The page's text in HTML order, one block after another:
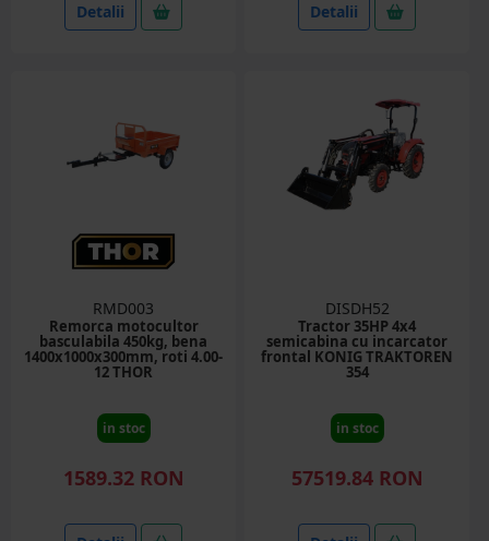
Detalii Detalii
RMD003
Remorca motocultor
basculabila 450kg, bena
1400x1000x300mm, roti 4.00-
12 THOR
in stoc
1589.32 RON
DISDH52
Tractor 35HP 4x4
semicabina cu incarcator
frontal KONIG TRAKTOREN
354
in stoc
57519.84 RON